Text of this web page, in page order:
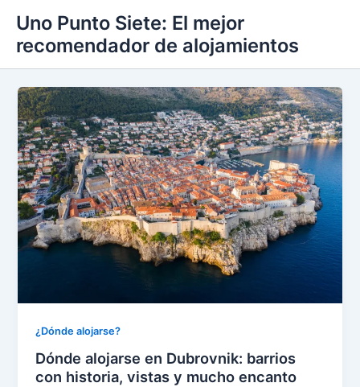
contenido
Uno Punto Siete: El mejor
recomendador de alojamientos
¿Dónde alojarse?
Dónde alojarse en Dubrovnik: barrios
con historia, vistas y mucho encanto